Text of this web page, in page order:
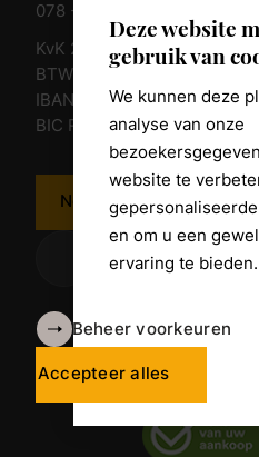
Deze website
gebruik van
We kunnen deze
analyse van onze
website te
en om u een
ervaring te bieden.
Beheer voorkeuren
Accepteer alles
078 - 674 84 85
KvK 23011135
BTW nr. NL 805098938.B.01
IBAN NL10 RABO 0361
BIC RABONL2U
Neem contact op
Algemene